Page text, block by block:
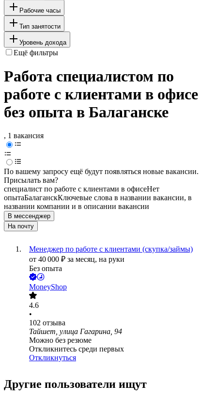
Рабочие часы
Тип занятости
Уровень дохода
Ещё фильтры
Работа специалистом по
работе с клиентами в офисе
без опыта в Балаганске
, 1 вакансия
По вашему запросу ещё будут появляться новые вакансии.
Присылать вам?
специалист по работе с клиентами в офисеНет
опытаБалаганскКлючевые слова в названии вакансии, в
названии компании и в описании вакансии
В мессенджер
На почту
Менеджер по работе с клиентами (скупка/займы)
от 40 000 ₽ за месяц, на руки
Без опыта
MoneyShop
4.6
•
102 отзыва
Тайшет, улица Гагарина, 94
Можно без резюме
Откликнитесь среди первых
Откликнуться
Другие пользователи ищут